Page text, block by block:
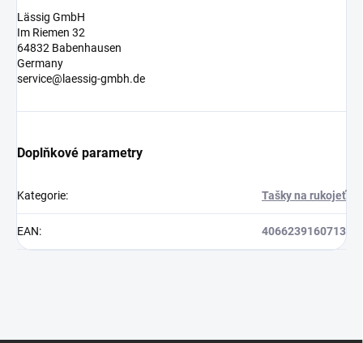
Lässig GmbH
Im Riemen 32
64832 Babenhausen
Germany
service@laessig-gmbh.de
Doplňkové parametry
Kategorie: Tašky na rukojeť
EAN: 4066239160713